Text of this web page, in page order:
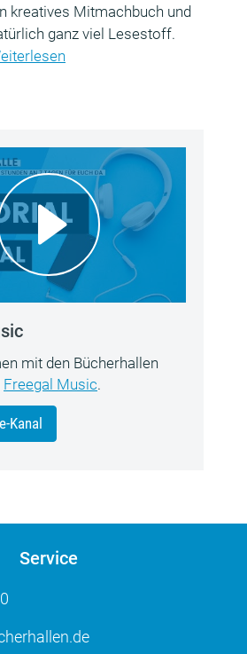
kreatives Mitmachbuch und
ganz viel Lesestoff.
mit den Bücherhallen
Freegal Music.
Kanal
Service